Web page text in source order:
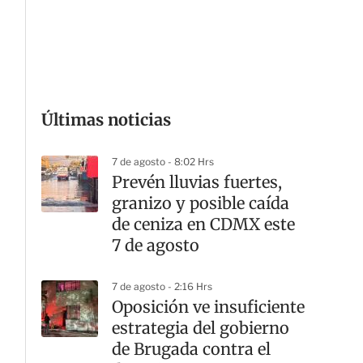
Últimas noticias
7 de agosto - 8:02 Hrs
Prevén lluvias fuertes,
granizo y posible caída
de ceniza en CDMX este
7 de agosto
7 de agosto - 2:16 Hrs
Oposición ve insuficiente
estrategia del gobierno
de Brugada contra el